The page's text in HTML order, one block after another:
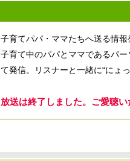
子育てパパ・ママたちへ送る情報
子育て中のパパとママであるパ
て発信。リスナーと一緒に“にょ
放送は終了しました。ご愛聴い